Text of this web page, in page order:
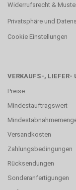
Widerrufsrecht &
Privatsphäre und
Cookie Einstellungen
VERKAUFS-, LIEFER-
Preise
Mindestauftragswert
Versandkosten
Zahlungsbedingungen
Rücksendungen
Sonderanfertigungen